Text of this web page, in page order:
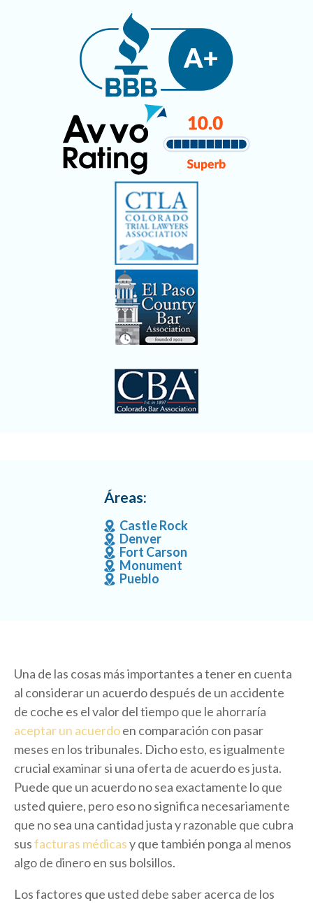
Áreas:
Castle Rock
Denver
Fort Carson
Monument
Pueblo
Una de las cosas más importantes a tener en cuenta
al considerar un acuerdo después de un accidente
de coche es el valor del tiempo que le ahorraría
aceptar un acuerdoen comparación con pasar
meses en los tribunales. Dicho esto, es igualmente
crucial examinar si una oferta de acuerdo es justa.
Puede que un acuerdo no sea exactamente lo que
usted quiere, pero eso no significa necesariamente
que no sea una cantidad justa y razonable que cubra
susfacturas médicasy que también ponga al menos
algo de dinero en sus bolsillos.
Los factores que usted debe saber acerca de los